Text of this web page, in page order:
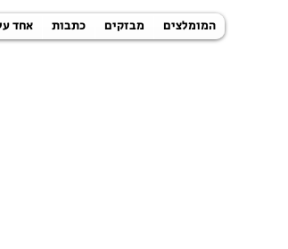
אחד כתבות מבזקים המומלצים